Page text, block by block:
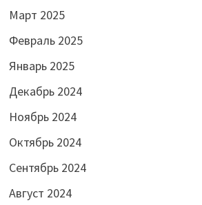
Март 2025
Февраль 2025
Январь 2025
Декабрь 2024
Ноябрь 2024
Октябрь 2024
Сентябрь 2024
Август 2024